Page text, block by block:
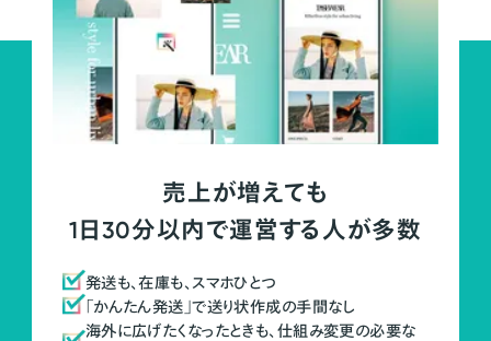
売上が増えても
1日30分以内で運営する人が多数
発送も、在庫も、スマホひとつ
「かんたん発送」で送り状作成の手間なし
海外に広げたくなったときも、仕組み変更の必要な